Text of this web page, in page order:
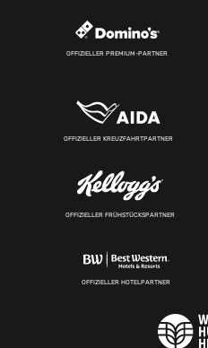
OFFIZIELLER PREMIUM-PARTNER
OFFIZIELLER KREUZFAHRTPARTNER
OFFIZIELLER FRÜHSTÜCKSPARTNER
OFFIZIELLER HOTELPARTNER